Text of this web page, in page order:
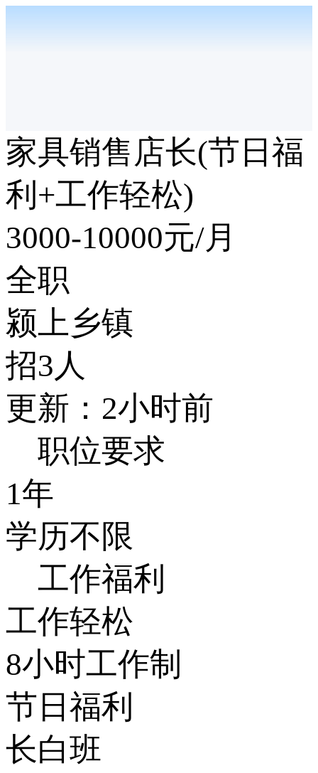
家具销售店长(节日福
利+工作轻松)
3000-10000元/月
全职
颍上乡镇
招3人
更新：2小时前
职位要求
1年
学历不限
工作福利
工作轻松
8小时工作制
节日福利
长白班